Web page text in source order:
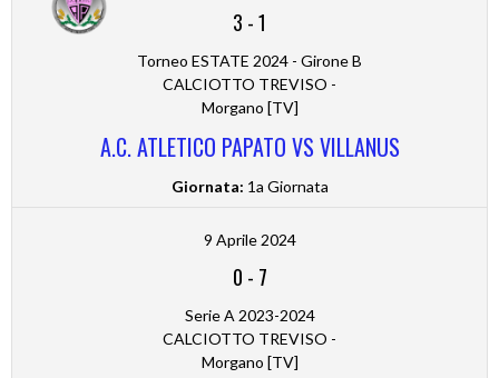
3 -1
Torneo ESTATE 2024 - Girone B
CALCIOTTO TREVISO -
Morgano [TV]
A.C. ATLETICO PAPATO VS VILLANUS
Giornata: 1a Giornata
9 Aprile 2024
0 - 7
Serie A 2023-2024
CALCIOTTO TREVISO -
Morgano [TV]